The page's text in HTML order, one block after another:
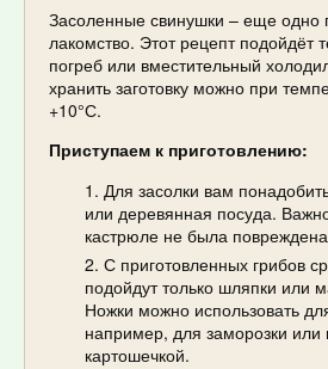
Засоленные свинушки – еще одно
лакомство. Этот рецепт подойдёт
погреб или вместительный
хранить заготовку можно при
+10°С.
Приступаем к приготовлению:
Для засолки вам
или деревянная посуда.
кастрюле не была
С приготовленных грибов
подойдут только шляпки или
Ножки можно использовать
например, для заморозки или
картошечкой.